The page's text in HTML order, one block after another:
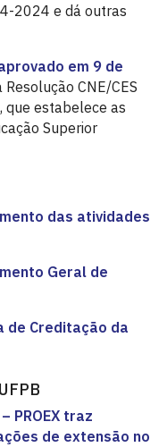
2024 e dá outras
em 9 de
CNE/CES
que estabelece as
Superior
das atividades
Geral de
de Creditação da
PROEX traz
de extensão no